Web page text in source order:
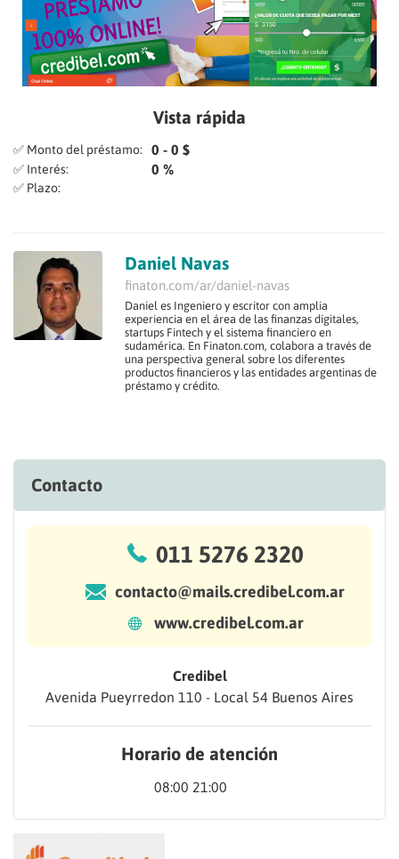
Vista rápida
✅ Monto del préstamo: 0 - 0 $
✅ Interés: 0 %
✅ Plazo:
Daniel Navas
finaton.com/ar/daniel-navas
Daniel es Ingeniero y escritor con amplia
experiencia en el área de las finanzas digitales,
startups Fintech y el sistema financiero en
sudamérica. En Finaton.com, colabora a través de
una perspectiva general sobre los diferentes
productos financieros y las entidades argentinas de
préstamo y crédito.
Contacto
011 5276 2320
contacto@mails.credibel.com.ar
www.credibel.com.ar
Credibel
Avenida Pueyrredon 110 - Local 54 Buenos Aires
Horario de atención
08:00 21:00